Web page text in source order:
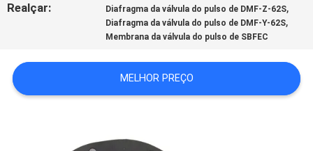
NEWS
Realçar: Diafragma da válvula do pulso de DMF-Z-62S,
Diafragma da válvula do pulso de DMF-Y-62S,
Membrana da válvula do pulso de SBFEC
MELHOR PREÇO